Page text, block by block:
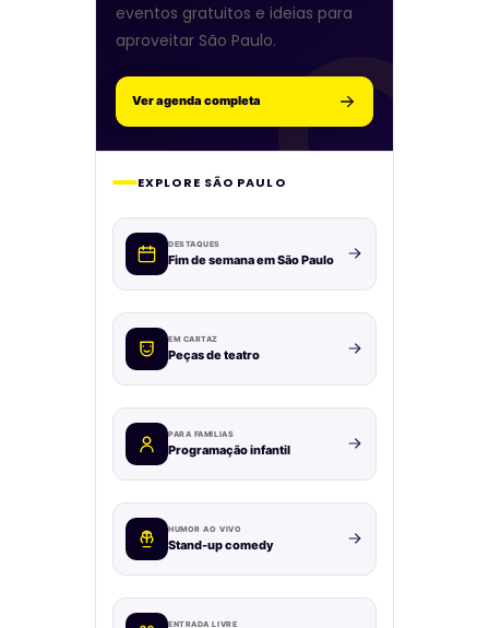
eventos gratuitos e ideias para
aproveitar São Paulo.
Ver agenda completa
EXPLORE SÃO PAULO
DESTAQUES
Fim de semana em São Paulo
EM CARTAZ
Peças de teatro
PARA FAMÍLIAS
Programação infantil
HUMOR AO VIVO
Stand-up comedy
ENTRADA LIVRE